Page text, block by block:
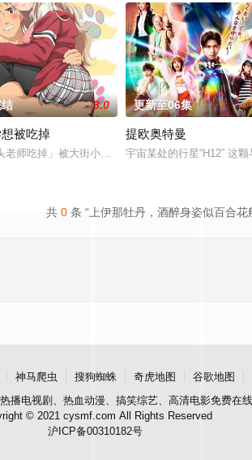
3.0
被吃掉
老师吃掉」被大街小巷中传闻的「抢夺短裙大叔」
更新至06集
提欧奥特曼
宇宙某处的行星“H12” 这
共 0 条 “上伊那牡丹，酒醉身姿似百合花
神马爬虫 搜狗蜘蛛 奇虎地图 谷歌地图
播电视剧、热血动漫、搞笑综艺、高清电影免费在
© 2021 cysmf.com All Rights Reserved
沪ICP备00310182号